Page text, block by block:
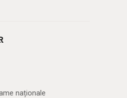
naționale